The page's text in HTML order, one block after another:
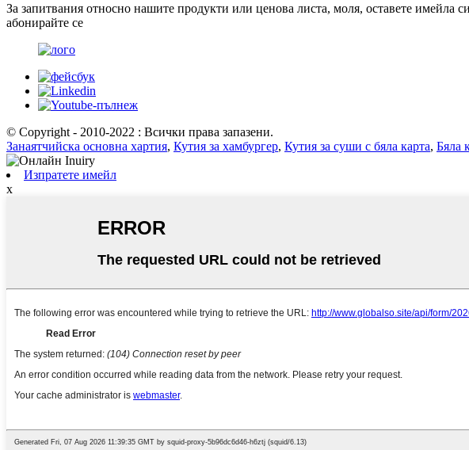
За запитвания относно нашите продукти или ценова листа, моля, оставете имейла
абонирайте се
© Copyright - 2010-2022 : Всички права запазени.
Занаятчийска основна хартия, Кутия за хамбургер, Кутия за суши с бяла карта, Бяла
Изпратете имейл
x